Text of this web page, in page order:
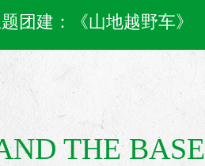
团建：《山地越野车》
THE BASE